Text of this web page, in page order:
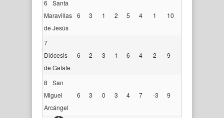
6
Santa
Maravillas
de Jesús
6 3 1 2 5 4 1 10
7
Diócesis
de Getafe
6 2 3 1 6 4 2 9
8
San
Miguel
Arcángel
6 3 0 3 4 7 -3 9